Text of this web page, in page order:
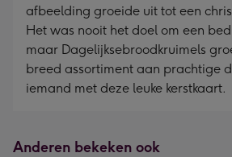
afbeelding groeide uit tot een
Het was nooit het doel om een
maar Dagelijksebroodkruimels
breed assortiment aan prachtige
iemand met deze leuke kerstkaart.
Anderen bekeken ook